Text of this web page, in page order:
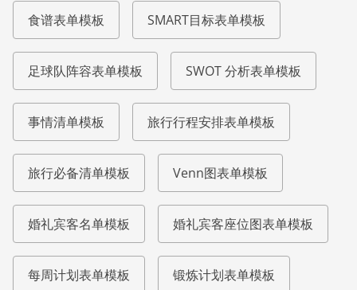
食谱表单模板 SMART目标表单模板
足球队阵容表单模板 SWOT 分析表单模板
事情清单模板 旅行行程安排表单模板
旅行必备清单模板 Venn图表单模板
婚礼宾客名单模板 婚礼宾客座位图表单模板
每周计划表单模板 锻炼计划表单模板